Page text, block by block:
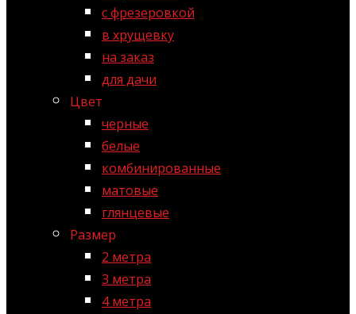
с фрезеровкой
в хрущевку
на заказ
для дачи
Цвет
черные
белые
комбинированные
матовые
глянцевые
Размер
2 метра
3 метра
4 метра